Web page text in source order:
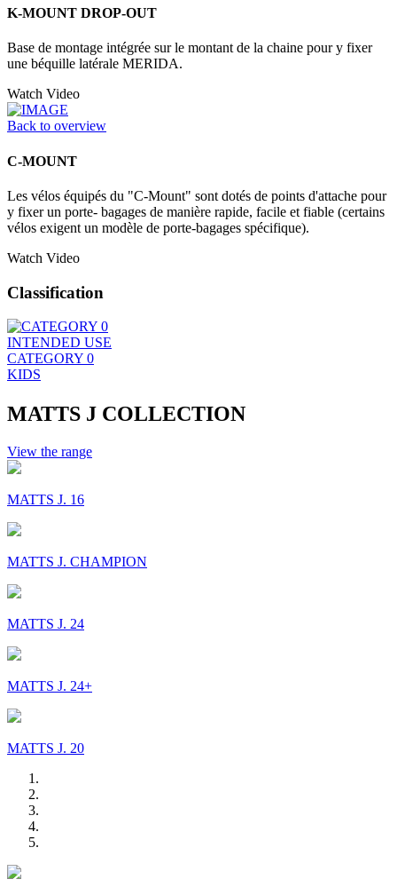
K-MOUNT DROP-OUT
Base de montage intégrée sur le montant de la chaine pour y fixer
une béquille latérale MERIDA.
Watch Video
Back to overview
C-MOUNT
Les vélos équipés du "C-Mount" sont dotés de points d'attache pour
y fixer un porte- bagages de manière rapide, facile et fiable (certains
vélos exigent un modèle de porte-bagages spécifique).
Watch Video
Classification
INTENDED USE
CATEGORY 0
KIDS
MATTS J COLLECTION
View the range
MATTS J. 16
MATTS J. CHAMPION
MATTS J. 24
MATTS J. 24+
MATTS J. 20